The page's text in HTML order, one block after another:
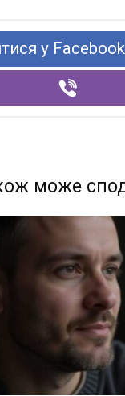
у Facebook
може